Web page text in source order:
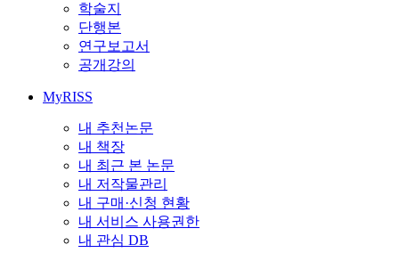
학술지
단행본
연구보고서
공개강의
MyRISS
내 추천논문
내 책장
내 최근 본 논문
내 저작물관리
내 구매·신청 현황
내 서비스 사용권한
내 관심 DB